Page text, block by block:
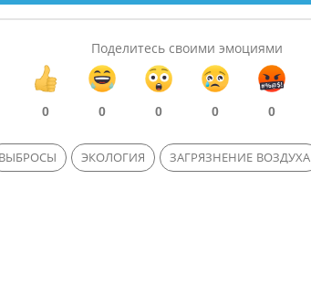
Поделитесь своими эмоциями
0 0 0 0 0
ВЫБРОСЫ ЭКОЛОГИЯ ЗАГРЯЗНЕНИЕ ВОЗДУХА